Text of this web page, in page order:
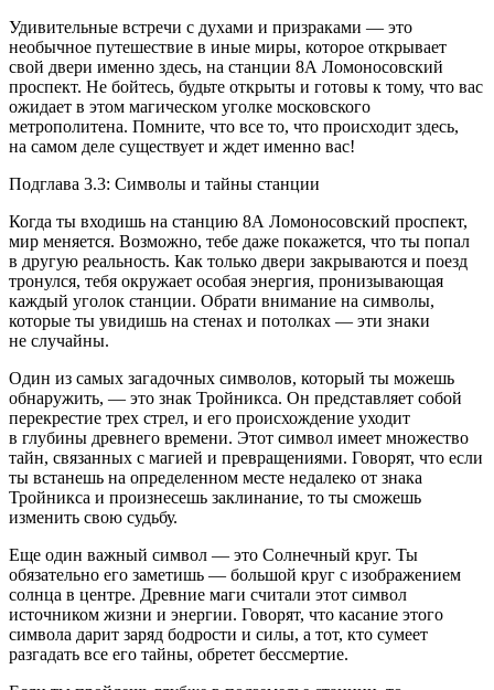
Удивительные встречи с духами и призраками — это
необычное путешествие в иные миры, которое открывает
свой двери именно здесь, на станции 8А Ломоносовский
проспект. Не бойтесь, будьте открыты и готовы к тому, что вас
ожидает в этом магическом уголке московского
метрополитена. Помните, что все то, что происходит здесь,
на самом деле существует и ждет именно вас!
Подглава 3.3: Символы и тайны станции
Когда ты входишь на станцию 8А Ломоносовский проспект,
мир меняется. Возможно, тебе даже покажется, что ты попал
в другую реальность. Как только двери закрываются и поезд
тронулся, тебя окружает особая энергия, пронизывающая
каждый уголок станции. Обрати внимание на символы,
которые ты увидишь на стенах и потолках — эти знаки
не случайны.
Один из самых загадочных символов, который ты можешь
обнаружить, — это знак Тройникса. Он представляет собой
перекрестие трех стрел, и его происхождение уходит
в глубины древнего времени. Этот символ имеет множество
тайн, связанных с магией и превращениями. Говорят, что если
ты встанешь на определенном месте недалеко от знака
Тройникса и произнесешь заклинание, то ты сможешь
изменить свою судьбу.
Еще один важный символ — это Солнечный круг. Ты
обязательно его заметишь — большой круг с изображением
солнца в центре. Древние маги считали этот символ
источником жизни и энергии. Говорят, что касание этого
символа дарит заряд бодрости и силы, а тот, кто сумеет
разгадать все его тайны, обретет бессмертие.